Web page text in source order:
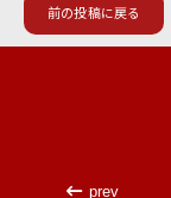
前の投稿に戻る
prev